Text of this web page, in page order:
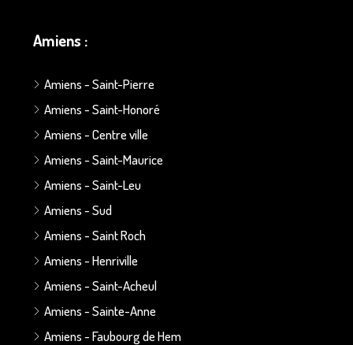
Amiens :
Amiens - Saint-Pierre
Amiens - Saint-Honoré
Amiens - Centre ville
Amiens - Saint-Maurice
Amiens - Saint-Leu
Amiens - Sud
Amiens - Saint Roch
Amiens - Henriville
Amiens - Saint-Acheul
Amiens - Sainte-Anne
Amiens - Faubourg de Hem